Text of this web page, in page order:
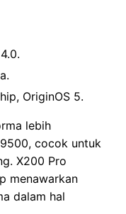
OriginOS 5.
lebih
cocok untuk
X200 Pro
menawarkan
dalam hal